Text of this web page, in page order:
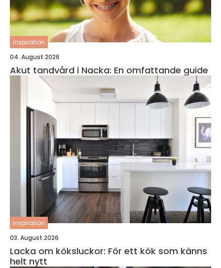
inspiration
04. August 2026
Akut tandvård i Nacka: En omfattande guide
inspiration
03. August 2026
Lacka om köksluckor: För ett kök som känns
helt nytt